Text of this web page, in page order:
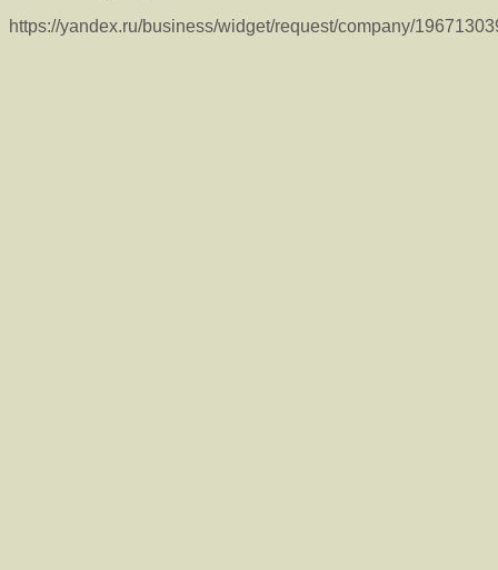
https://yandex.ru/business/widget/request/company/